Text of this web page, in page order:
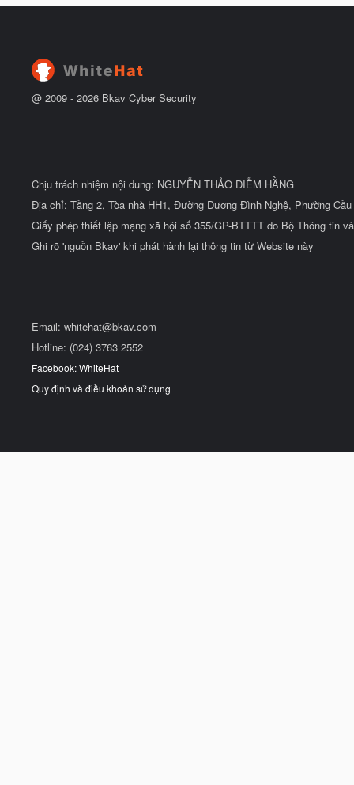
y
ầ
@ 2009 - 2026 Bkav Cyber Security
Chịu trách nhiệm nội dung: NGUYỄN THẢO DIỄM HẰNG
Địa chỉ: Tầng 2, Tòa nhà HH1, Đường Dương Đình Nghệ, Phường
Giấy phép thiết lập mạng xã hội số 355/GP-BTTTT do Bộ Thông tin
Ghi rõ 'nguồn Bkav' khi phát hành lại thông tin từ Website này
Email: whitehat@bkav.com
Hotline: (024) 3763 2552
Facebook: WhiteHat
Quy định và điều khoản sử dụng